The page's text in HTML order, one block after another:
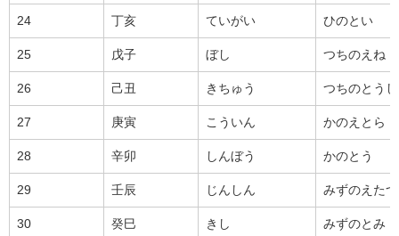
24 丁亥 ていがい ひのとい
25 戊子 ぼし つちのえね
26 己丑 きちゅう つちのとうし
27 庚寅 こういん かのえとら
28 辛卯 しんぼう かのとう
29 壬辰 じんしん みずのえたつ
30 癸巳 きし みずのとみ